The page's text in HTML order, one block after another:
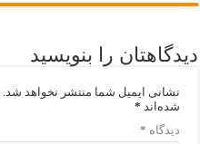
دیدگاهتان را بنویسید
نشانی ایمیل شما منتشر نخواهد شد.
شده‌اند *
دیدگاه *